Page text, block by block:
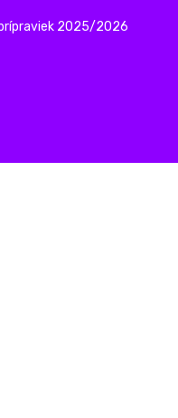
prípraviek 2025/2026